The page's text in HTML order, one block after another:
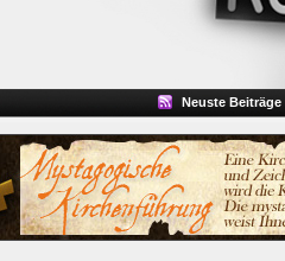
Neuste Beiträge